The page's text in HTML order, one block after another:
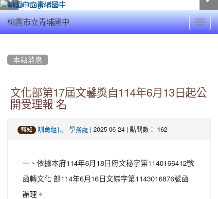
桃園市立青埔國中
本站消息
文化部第17屆文馨獎自114年6月13日起公
開受理報 名
轉知 訓育組長 - 學務處 | 2025-06-24 | 點閱數： 162
一、依據本府114年6月18日府文秘字第1140166412號
函轉文化 部114年6月16日文綜字第1143016876號函
辦理。